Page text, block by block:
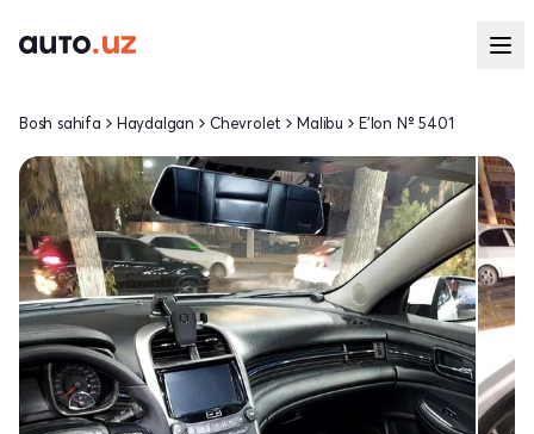
Bosh sahifa Haydalgan Chevrolet Malibu E'lon № 5401